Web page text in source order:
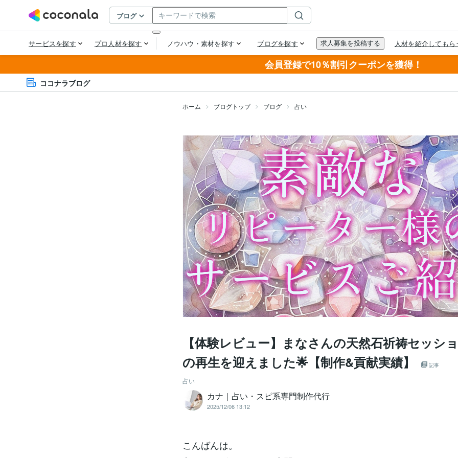
会員登録で10％割引クーポンを獲得！
ココナラブログ
ホーム ブログトップ ブログ 占い
【体験レビュー】まなさんの天然石祈祷セッシ
の再生を迎えました🌟【制作&貢献実績】
記事
占い
カナ｜占い・スピ系専門制作代行
2025/12/06 13:12
こんばんは。